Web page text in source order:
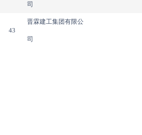
司
43
晋霖建工集团有限公
司